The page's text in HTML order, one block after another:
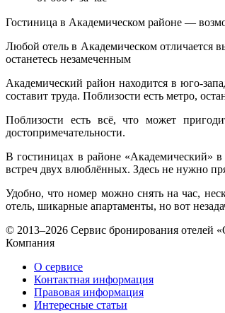
Гостиница в Академическом районе —
Любой отель в Академическом отличается
останетесь незамеченным
Академический район находится в юго-
составит труда. Поблизости есть метро,
Поблизости есть всё, что может
достопримечательности.
В гостиницах в районе «Академический»
встреч двух влюблённых. Здесь не нужно
Удобно, что номер можно снять на час,
отель, шикарные апартаменты, но вот
© 2013–2026 Сервис бронирования отелей
Компания
О сервисе
Контактная информация
Правовая информация
Интересные статьи